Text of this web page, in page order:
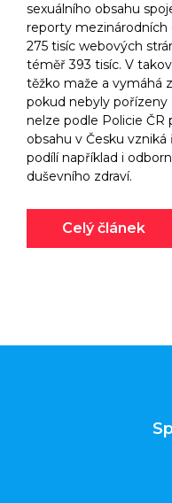
sexuálního obsahu
reporty mezinárodních
275 tisíc webových
téměř 393 tisíc. V
těžko maže a vymáhá
pokud nebyly
nelze podle Policie
obsahu v Česku
podílí například i
duševního zdraví.
Celý článek